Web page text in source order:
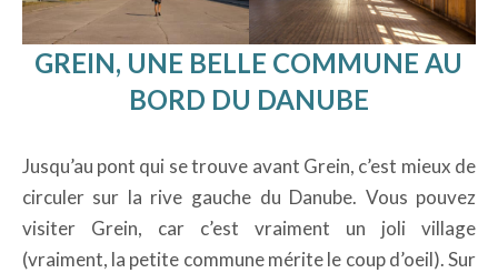
GREIN, UNE BELLE COMMUNE AU
BORD DU DANUBE
Jusqu’au pont qui se trouve avant Grein, c’est mieux de
circuler sur la rive gauche du Danube. Vous pouvez
visiter Grein, car c’est vraiment un joli village
(vraiment, la petite commune mérite le coup d’oeil). Sur